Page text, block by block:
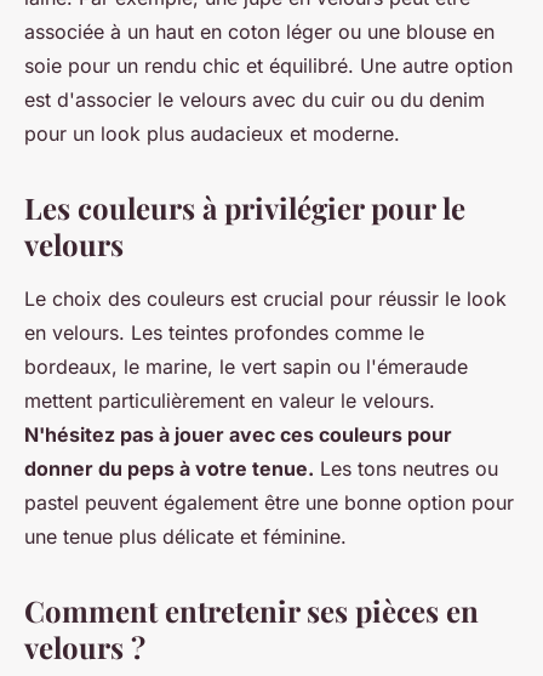
associée à un haut en coton léger ou une blouse en
soie pour un rendu chic et équilibré. Une autre option
est d'associer le velours avec du cuir ou du denim
pour un look plus audacieux et moderne.
Les couleurs à privilégier pour le
velours
Le choix des couleurs est crucial pour réussir le look
en velours. Les teintes profondes comme le
bordeaux, le marine, le vert sapin ou l'émeraude
mettent particulièrement en valeur le velours.
N'hésitez pas à jouer avec ces couleurs pour
donner du peps à votre tenue. Les tons neutres ou
pastel peuvent également être une bonne option pour
une tenue plus délicate et féminine.
Comment entretenir ses pièces en
velours ?